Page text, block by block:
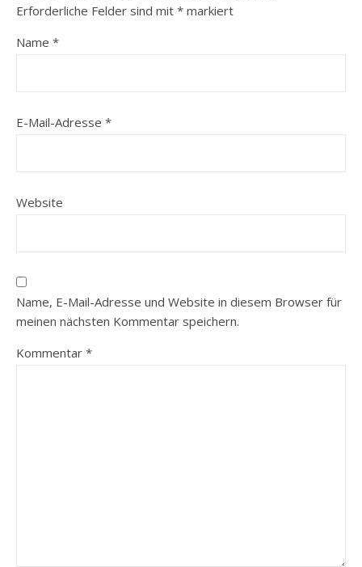
Erforderliche Felder sind mit * markiert
Name *
E-Mail-Adresse *
Website
Name, E-Mail-Adresse und Website in diesem Browser für
meinen nächsten Kommentar speichern.
Kommentar *